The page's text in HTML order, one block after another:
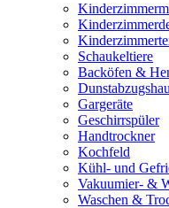
Schaukeltiere
Backöfen &
Gargeräte
Geschirrspüler
Handtrockner
Kochfeld
Kühl- und
Vakuumier- &
Waschen &